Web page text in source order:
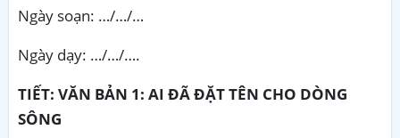
Ngày soạn: …/…/…
Ngày dạy: …/…/….
TIẾT: VĂN BẢN 1: AI ĐÃ ĐẶT TÊN CHO DÒNG
SÔNG